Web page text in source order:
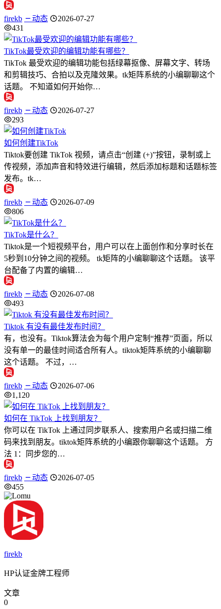
firekb 动态
2026-07-27
431
TikTok最受欢迎的编辑功能有哪些？
TikTok 最受欢迎的编辑功能包括绿幕抠像、屏幕文字、转场
和剪辑技巧、合拍以及克隆效果。tk矩阵系统的小编聊聊这个
话题。 不知道如何开始你…
firekb 动态
2026-07-27
293
如何创建TikTok
Tiktok要创建 TikTok 视频，请点击“创建 (+)”按钮，录制或上
传视频，添加声音和特效进行编辑，然后添加标题和话题标签
发布。tk…
firekb 动态
2026-07-09
806
TikTok是什么？
Tiktok是一个短视频平台，用户可以在上面创作和分享时长在
5秒到10分钟之间的视频。 tk矩阵的小编聊聊这个话题。 该平
台配备了内置的编辑…
firekb 动态
2026-07-08
493
Tiktok 有没有最佳发布时间？
有，也没有。Tiktok算法会为每个用户定制“推荐”页面，所以
没有单一的最佳时间适合所有人。tiktok矩阵系统的小编聊聊
这个话题。 不过，…
firekb 动态
2026-07-06
1,120
如何在 TikTok 上找到朋友？
你可以在 TikTok 上通过同步联系人、搜索用户名或扫描二维
码来找到朋友。tiktok矩阵系统的小编跟你聊聊这个话题。 方
法 1：同步您的…
firekb 动态
2026-07-05
455
firekb
HP认证金牌工程师
文章
0